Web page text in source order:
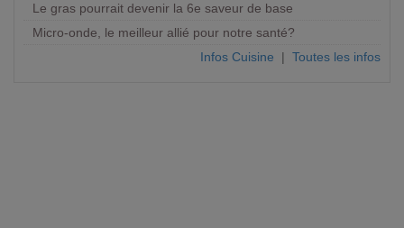
Le gras pourrait devenir la 6e saveur de base
Micro-onde, le meilleur allié pour notre santé?
Infos Cuisine | Toutes les infos